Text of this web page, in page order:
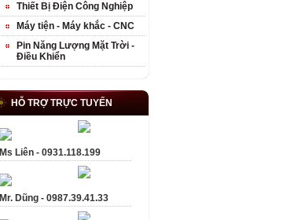
Thiết Bị Điện Công Nghiệp
Máy tiện - Máy khắc - CNC
Pin Năng Lượng Mặt Trời -
Điều Khiển
HỖ TRỢ TRỰC TUYẾN
Ms Liên - 0931.118.199
Mr. Dũng - 0987.39.41.33